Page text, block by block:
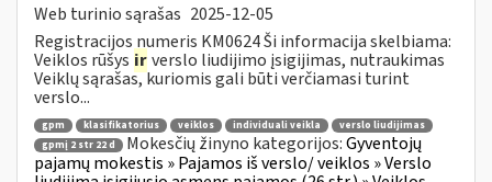
Web turinio sąrašas 2025-12-05
Registracijos numeris KM0624 Ši informacija skelbiama:
Veiklos rūšys irverslo liudijimo įsigijimas, nutraukimas
Veiklų sąrašas, kuriomis gali būti verčiamasi turint
verslo...
gpm klasifikatorius veiklos individuali veikla
verslo liudijimas
gpmį 2 str 22 d
Mokesčių žinyno kategorijos:Gyventojų
pajamų mokestis » Pajamos iš verslo/ veiklos » Verslo